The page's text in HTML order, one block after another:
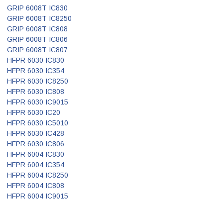
GRIP 6008T IC830
GRIP 6008T IC8250
GRIP 6008T IC808
GRIP 6008T IC806
GRIP 6008T IC807
HFPR 6030 IC830
HFPR 6030 IC354
HFPR 6030 IC8250
HFPR 6030 IC808
HFPR 6030 IC9015
HFPR 6030 IC20
HFPR 6030 IC5010
HFPR 6030 IC428
HFPR 6030 IC806
HFPR 6004 IC830
HFPR 6004 IC354
HFPR 6004 IC8250
HFPR 6004 IC808
HFPR 6004 IC9015